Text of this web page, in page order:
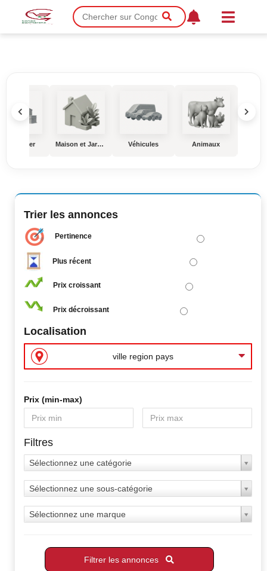
Immobilier Maison et Jardin Véhicules Animaux
Trier les annonces
Pertinence
Plus récent
Prix croissant
Prix décroissant
Localisation
ville region pays
Prix ​​(min-max)
Filtres
Sélectionnez une catégorie
Sélectionnez une sous-catégorie
Sélectionnez une marque
Filtrer les annonces